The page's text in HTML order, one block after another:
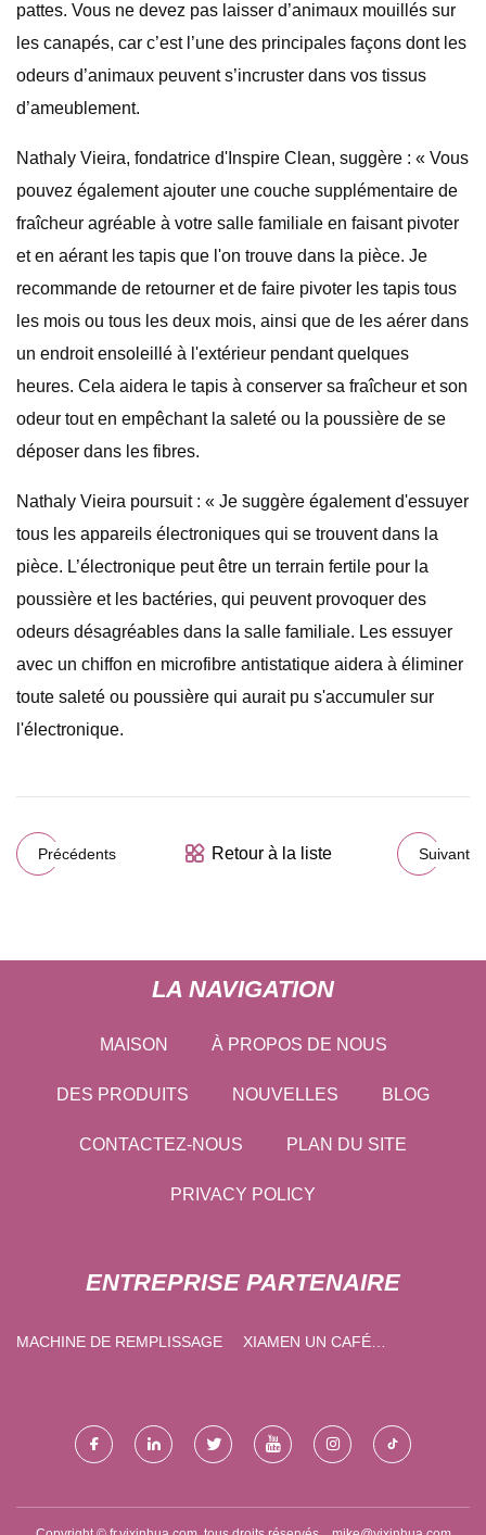
pattes. Vous ne devez pas laisser d’animaux mouillés sur
les canapés, car c’est l’une des principales façons dont les
odeurs d’animaux peuvent s’incruster dans vos tissus
d’ameublement.
Nathaly Vieira, fondatrice d'Inspire Clean, suggère : « Vous
pouvez également ajouter une couche supplémentaire de
fraîcheur agréable à votre salle familiale en faisant pivoter
et en aérant les tapis que l'on trouve dans la pièce. Je
recommande de retourner et de faire pivoter les tapis tous
les mois ou tous les deux mois, ainsi que de les aérer dans
un endroit ensoleillé à l'extérieur pendant quelques
heures. Cela aidera le tapis à conserver sa fraîcheur et son
odeur tout en empêchant la saleté ou la poussière de se
déposer dans les fibres.
Nathaly Vieira poursuit : « Je suggère également d'essuyer
tous les appareils électroniques qui se trouvent dans la
pièce. L’électronique peut être un terrain fertile pour la
poussière et les bactéries, qui peuvent provoquer des
odeurs désagréables dans la salle familiale. Les essuyer
avec un chiffon en microfibre antistatique aidera à éliminer
toute saleté ou poussière qui aurait pu s'accumuler sur
l'électronique.
Précédents Retour à la liste Suivant
LA NAVIGATION
MAISON À PROPOS DE NOUS
DES PRODUITS NOUVELLES BLOG
CONTACTEZ-NOUS PLAN DU SITE
PRIVACY POLICY
ENTREPRISE PARTENAIRE
MACHINE DE REMPLISSAGE
XIAMEN UN CAFÉ